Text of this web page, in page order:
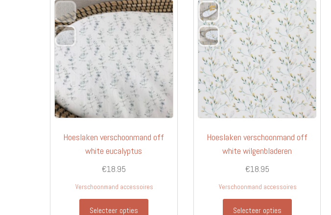
Hoeslaken verschoonmand off
white eucalyptus
€18.95
Verschoonmand accessoires
Selecteer opties
Hoeslaken verschoonmand off
white wilgenbladeren
€18.95
Verschoonmand accessoires
Selecteer opties